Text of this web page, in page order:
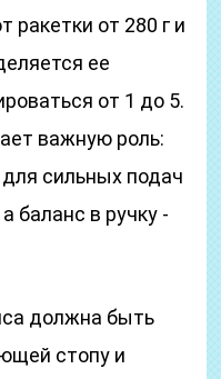
ракетки от 280 г и
ее
от 1 до 5.
важную роль:
сильных подач
баланс в ручку -
должна быть
стопу и